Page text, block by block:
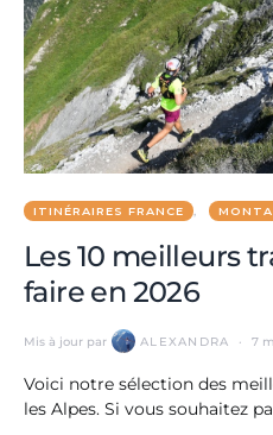
ITINÉRAIRES FRANCE
Les 10 meilleurs
faire en 2026
Mis à jour par ALEXANDRA 7
Voici notre sélection des
les Alpes. Si vous souhaitez